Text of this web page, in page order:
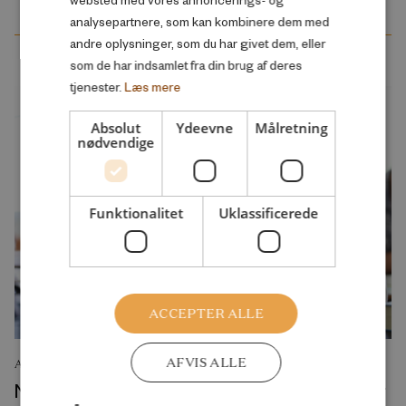
ANALYSE
Ny ”prøve-pakke” i folkeskolen vil give piger
analysepartnere, som kan kombinere dem med
andre oplysninger, som du har givet dem, eller
som de har indsamlet fra din brug af deres
tjenester. Læs mere
Absolut
nødvendige
Ydeevne Målretning
Funktionalitet Uklassificerede
ACCEPTER ALLE
AFVIS ALLE